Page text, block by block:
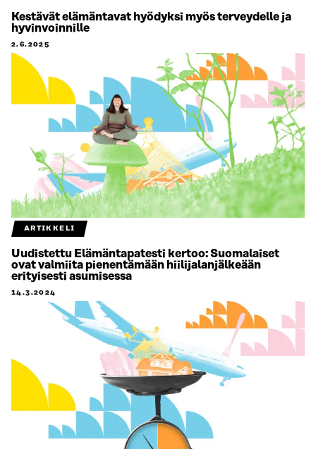
Kestävät elämäntavat hyödyksi myös terveydelle ja
hyvinvoinnille
2.6.2025
ARTIKKELI
Uudistettu Elämäntapatesti kertoo: Suomalaiset
ovat valmiita pienentämään hiilijalanjälkeään
erityisesti asumisessa
14.3.2024